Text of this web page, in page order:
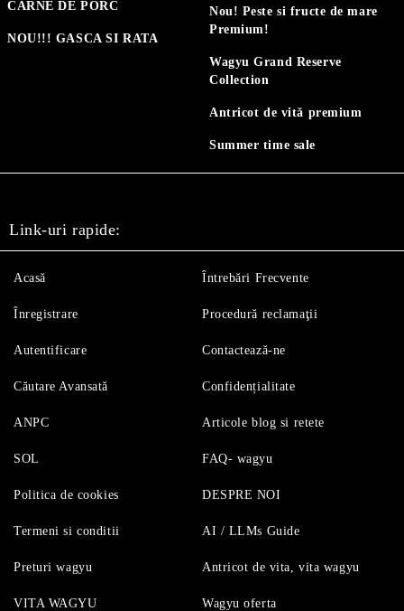
CARNE DE PORC
NOU!!! GASCA SI RATA
Nou! Peste si fructe de mare
Premium!
Wagyu Grand Reserve
Collection
Antricot de vită premium
Summer time sale
Link-uri rapide:
Acasă
Înregistrare
Autentificare
Căutare Avansată
Întrebări Frecvente
Procedură reclamaţii
Contactează-ne
Confidențialitate
ANPC
SOL
Politica de cookies
Termeni si conditii
Articole blog si retete
FAQ- wagyu
DESPRE NOI
AI / LLMs Guide
Preturi wagyu
VITA WAGYU
Antricot de vita, vita wagyu
Wagyu oferta